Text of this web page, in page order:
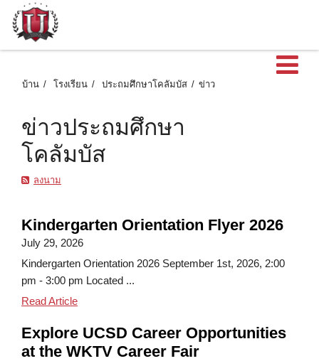
เ
บ้าน โรงเรียน ประถมศึกษาโคลัมบัส ข่าว
ข่าวประถมศึกษา
โคลัมบัส
ลงนาม
Kindergarten Orientation Flyer 2026
July 29, 2026
Kindergarten Orientation 2026 September 1st, 2026, 2:00
pm - 3:00 pm Located ...
Read ArticleKindergarten Orientation Flyer 2026
Explore UCSD Career Opportunities
at the WKTV Career Fair